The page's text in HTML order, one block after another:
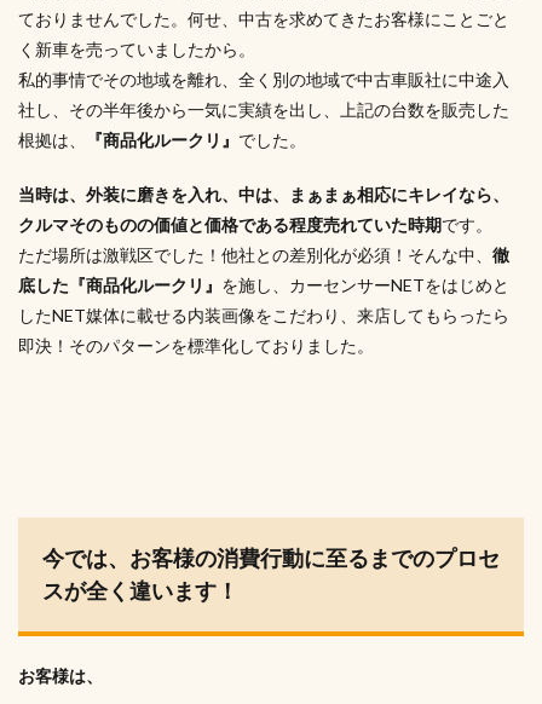
ておりませんでした。何せ、中古を求めてきたお客様にことごと
く新車を売っていましたから。
私的事情でその地域を離れ、全く別の地域で中古車販社に中途入
社し、その半年後から一気に実績を出し、上記の台数を販売した
根拠は、
『商品化ルークリ』 でした。
当時は、外装に磨きを入れ、中は、まぁまぁ相応にキレイなら、
クルマそのものの価値と価格である程度売れていた時期です。
ただ場所は激戦区でした！他社との差別化が必須！そんな中、 徹
底した『商品化ルークリ』 を施し、カーセンサーNETをはじめと
したNET媒体に載せる内装画像をこだわり、来店してもらったら
即決！そのパターンを標準化しておりました。
今では、お客様の消費行動に至るまでのプロセ
スが全く違います！
お客様は、